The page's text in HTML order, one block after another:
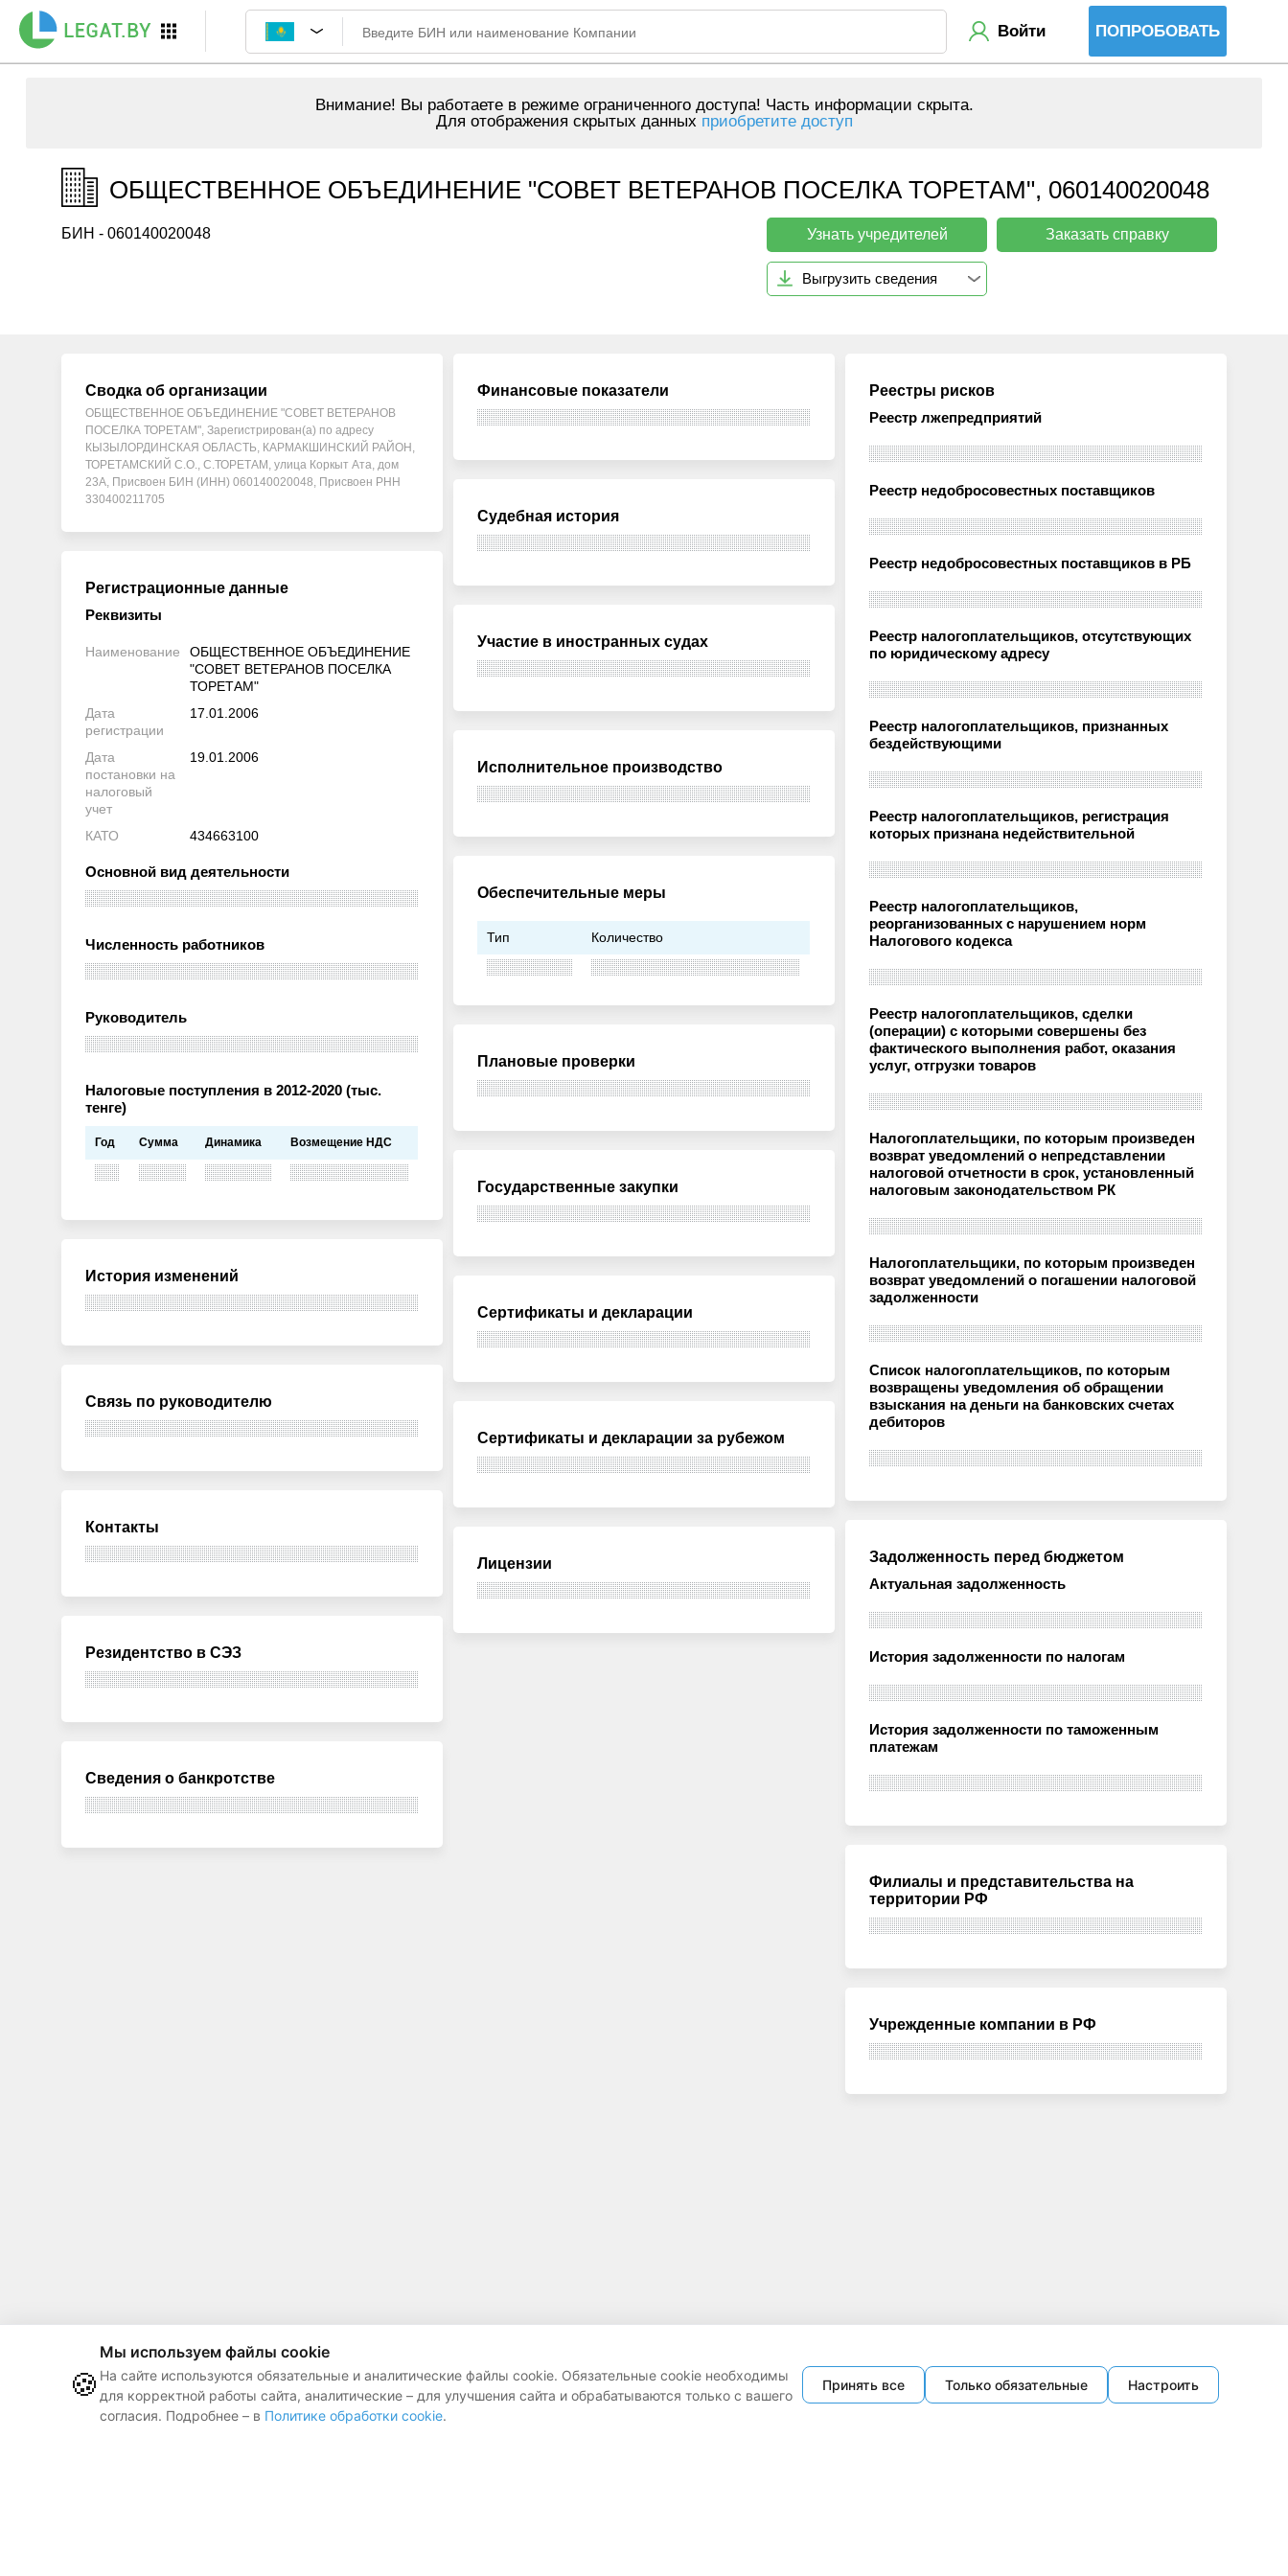
Войти ПОПРОБОВАТЬ
Внимание! Вы работаете в режиме ограниченного доступа! Часть информации скрыта.
Для отображения скрытых данных приобретите доступ
ОБЩЕСТВЕННОЕ ОБЪЕДИНЕНИЕ "СОВЕТ ВЕТЕРАНОВ ПОСЕЛКА ТОРЕТАМ", 060140020048
БИН - 060140020048 Узнать учредителей Заказать справку
Выгрузить сведения
Сводка об организации
ОБЩЕСТВЕННОЕ ОБЪЕДИНЕНИЕ "СОВЕТ ВЕТЕРАНОВ
ПОСЕЛКА ТОРЕТАМ", Зарегистрирован(а) по адресу
КЫЗЫЛОРДИНСКАЯ ОБЛАСТЬ, КАРМАКШИНСКИЙ РАЙОН,
ТОРЕТАМСКИЙ С.О., С.ТОРЕТАМ, улица Коркыт Ата, дом
23А, Присвоен БИН (ИНН) 060140020048, Присвоен РНН
330400211705
Регистрационные данные
Реквизиты
Наименование
ОБЩЕСТВЕННОЕ ОБЪЕДИНЕНИЕ
"СОВЕТ ВЕТЕРАНОВ ПОСЕЛКА
ТОРЕТАМ"
Дата
регистрации
17.01.2006
Дата
постановки на
налоговый
учет
19.01.2006
КАТО 434663100
Основной вид деятельности
Численность работников
Руководитель
Налоговые поступления в 2012-2020 (тыс.
тенге)
Год Сумма Динамика Возмещение НДС
История изменений
Связь по руководителю
Контакты
Резидентство в СЭЗ
Сведения о банкротстве
Финансовые показатели
Судебная история
Участие в иностранных судах
Исполнительное производство
Обеспечительные меры
Тип Количество
Плановые проверки
Государственные закупки
Сертификаты и декларации
Сертификаты и декларации за рубежом
Лицензии
Реестры рисков
Реестр лжепредприятий
Реестр недобросовестных поставщиков
Реестр недобросовестных поставщиков в РБ
Реестр налогоплательщиков, отсутствующих
по юридическому адресу
Реестр налогоплательщиков, признанных
бездействующими
Реестр налогоплательщиков, регистрация
которых признана недействительной
Реестр налогоплательщиков,
реорганизованных с нарушением норм
Налогового кодекса
Реестр налогоплательщиков, сделки
(операции) с которыми совершены без
фактического выполнения работ, оказания
услуг, отгрузки товаров
Налогоплательщики, по которым произведен
возврат уведомлений о непредставлении
налоговой отчетности в срок, установленный
налоговым законодательством РК
Налогоплательщики, по которым произведен
возврат уведомлений о погашении налоговой
задолженности
Список налогоплательщиков, по которым
возвращены уведомления об обращении
взыскания на деньги на банковских счетах
дебиторов
Задолженность перед бюджетом
Актуальная задолженность
История задолженности по налогам
История задолженности по таможенным
платежам
Филиалы и представительства на
территории РФ
Учрежденные компании в РФ
🍪
Мы используем файлы cookie
На сайте используются обязательные и аналитические файлы cookie. Обязательные cookie необходимы
для корректной работы сайта, аналитические – для улучшения сайта и обрабатываются только с вашего
согласия. Подробнее – в Политике обработки cookie.
Принять все Только обязательные Настроить